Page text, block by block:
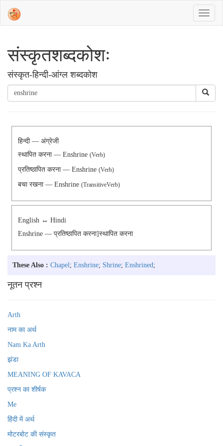
संस्‍कृतशब्‍दकोशः
संस्‍कृत-हिन्दी-आंग्ल शब्दकोश
हिन्दी — अंग्रेजी
स्थापित करना — Enshrine (Verb)
प्रतिष्ठापित करना — Enshrine (Verb)
बचा रखना — Enshrine (TransitiveVerb)
English ↔ Hindi
Enshrine — प्रतिष्ठापित करना]स्थापित करना
These Also : Chapel; Enshrine; Shrine; Enshrined;
नूतन प्रश्न
Arth
नाम का अर्थ
Nam Ka Arth
झंडा
MEANING OF KAVACA
प्रश्न का शीर्षक
Me
हिंदी में अर्थ
मोटरबोट की संस्कृत